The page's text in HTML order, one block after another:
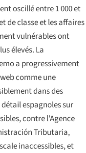
oscillé entre 1 000 et
de classe et les affaires
vulnérables ont
élevés. La
a progressivement
comme une
dans des
espagnoles sur
contre l'Agence
Tributaria,
inaccessibles, et